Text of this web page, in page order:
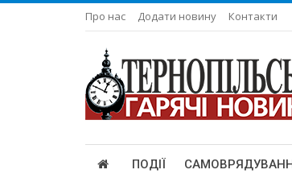
Про нас Додати новину Контакти
ПОДІЇ